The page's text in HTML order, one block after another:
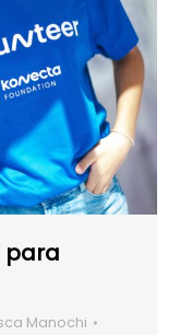
para
Manochi